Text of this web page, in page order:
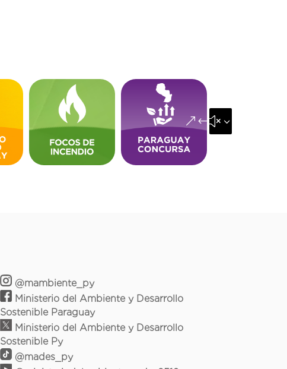
&#x35;
@mambiente_py
Ministerio del Ambiente y Desarrollo
Sostenible Paraguay
Ministerio del Ambiente y Desarrollo
Sostenible Py
@mades_py